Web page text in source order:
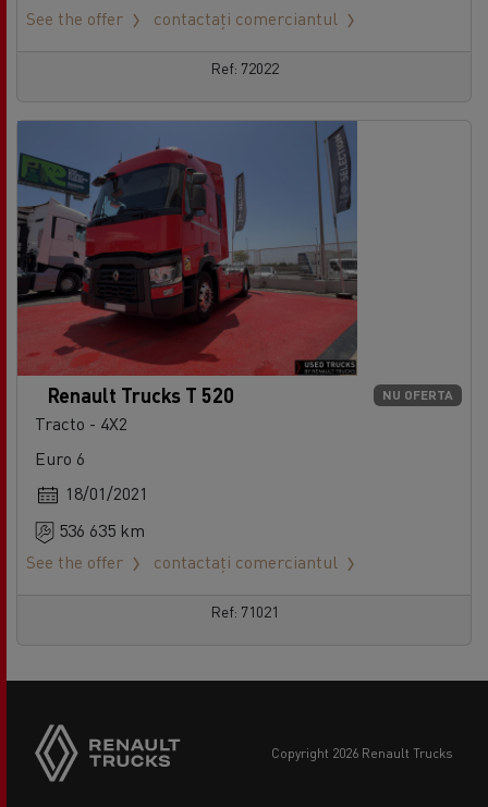
See the offer
contactați comerciantul
Ref: 72022
NU OFERTA
Renault Trucks T 520
Tracto - 4X2
Euro 6
18/01/2021
536 635 km
See the offer
contactați comerciantul
Ref: 71021
copyright 2026 Renault Trucks